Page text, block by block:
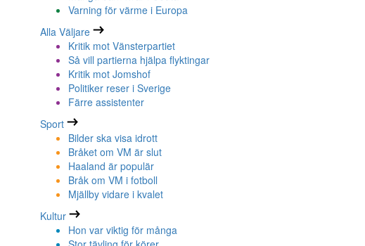
Varning för värme i Europa
Alla Väljare
Kritik mot Vänsterpartiet
Så vill partierna hjälpa flyktingar
Kritik mot Jomshof
Politiker reser i Sverige
Färre assistenter
Sport
Bilder ska visa idrott
Bråket om VM är slut
Haaland är populär
Bråk om VM i fotboll
Mjällby vidare i kvalet
Kultur
Hon var viktig för många